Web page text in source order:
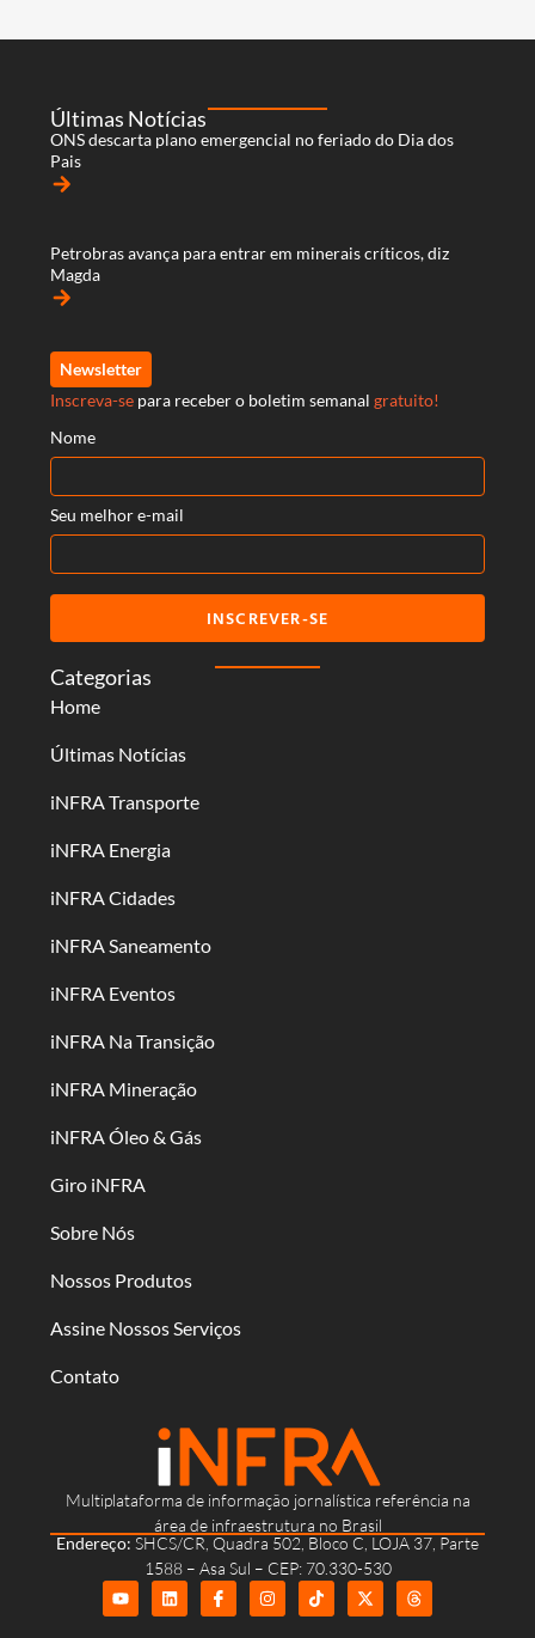
Multiplataforma de informação jornalística referência na
área de infraestrutura no Brasil
Endereço: SHCS/CR, Quadra 502, Bloco C, LOJA 37, Parte
1588 – Asa Sul – CEP: 70.330-530
Categorias
Home
Últimas Notícias
iNFRA Transporte
iNFRA Energia
iNFRA Cidades
iNFRA Saneamento
iNFRA Eventos
iNFRA Na Transição
iNFRA Mineração
iNFRA Óleo & Gás
Giro iNFRA
Sobre Nós
Nossos Produtos
Assine Nossos Serviços
Contato
Últimas Notícias
ONS descarta plano emergencial no feriado do Dia dos
Pais
arrow_forward
Petrobras avança para entrar em minerais críticos, diz
Magda
arrow_forward
Newsletter
Inscreva-se para receber o boletim semanal gratuito!
Nome
Seu melhor e-mail
INSCREVER-SE